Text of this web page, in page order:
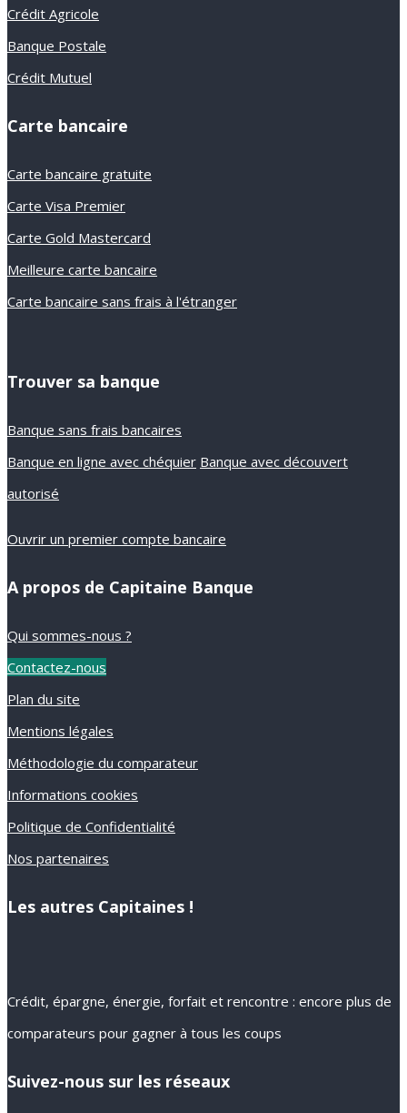
Crédit Agricole
Banque Postale
Crédit Mutuel
Carte bancaire
Carte bancaire gratuite
Carte Visa Premier
Carte Gold Mastercard
Meilleure carte bancaire
Carte bancaire sans frais à l'étranger
Trouver sa banque
Banque sans frais bancaires
Banque en ligne avec chéquier Banque avec découvert
autorisé
Ouvrir un premier compte bancaire
A propos de Capitaine Banque
Qui sommes-nous ?
Contactez-nous
Plan du site
Mentions légales
Méthodologie du comparateur
Informations cookies
Politique de Confidentialité
Nos partenaires
Les autres Capitaines !
Crédit, épargne, énergie, forfait et rencontre : encore plus de
comparateurs pour gagner à tous les coups
Suivez-nous sur les réseaux